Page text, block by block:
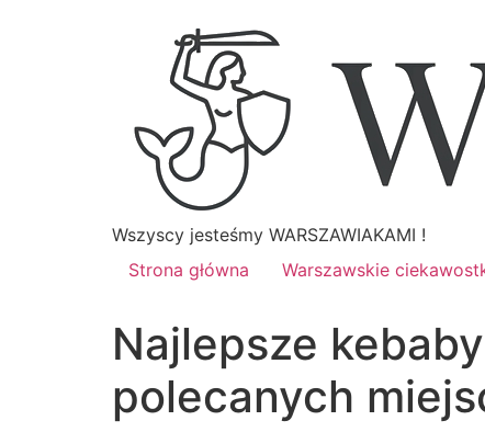
Wszyscy jesteśmy WARSZAWIAKAMI !
Strona główna
Warszawskie
Najlepsze
polecanych